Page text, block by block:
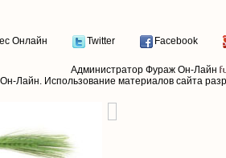
Онлайн Twitter Facebook
Администратор Фураж Он-Лайн
Лайн. Использование материалов сайта